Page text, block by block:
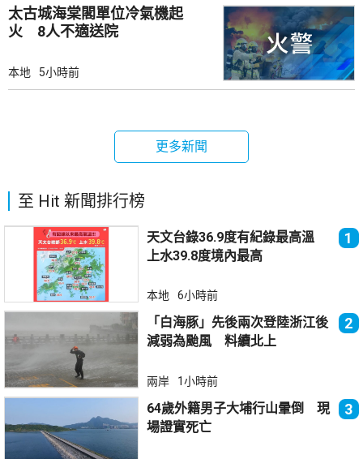
太古城海棠閣單位冷氣機起
火 8人不適送院
本地 5小時前
更多新聞
至 Hit 新聞排行榜
天文台錄36.9度有紀錄最高溫
上水39.8度境內最高
1
本地 6小時前
「白海豚」先後兩次登陸浙江後
減弱為颱風 料續北上
2
兩岸 1小時前
64歲外籍男子大埔行山暈倒 現
場證實死亡
3